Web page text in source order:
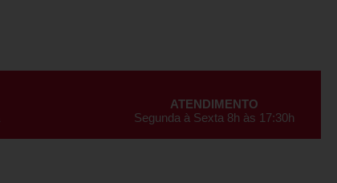
ATENDIMENTO
Segunda à Sexta 8h às 17:30h